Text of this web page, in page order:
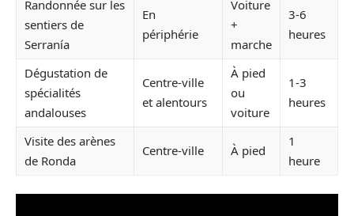
Randonnée sur les
sentiers de
Serranía
En
périphérie
Voiture
+
marche
3-6
heures
Dégustation de
spécialités
andalouses
Centre-ville
et alentours
À pied
ou
voiture
1-3
heures
Visite des arènes
de Ronda
Centre-ville À pied
1
heure